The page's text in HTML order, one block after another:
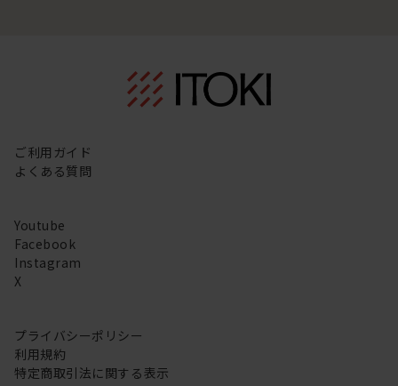
ご利用ガイド
よくある質問
Youtube
Facebook
Instagram
X
プライバシーポリシー
利用規約
特定商取引法に関する表示